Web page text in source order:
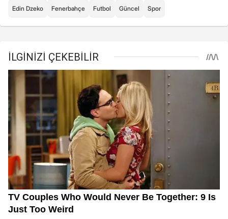
Edin Dzeko Fenerbahçe Futbol Güncel Spor